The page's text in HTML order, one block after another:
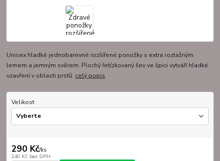
Unisex hladké jednobarevné rozšířené ponožky s extra roztažným
lemem a jemným svěrem. Plochý řetízkovaný šev ve špici vytváří hladké
uzavření v oblasti prstů. celý popis
Velikost
290 Kč/ks
240 Kč bez DPH